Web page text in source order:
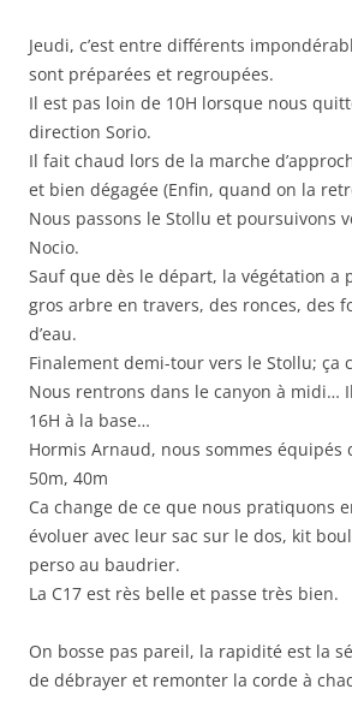
Jeudi, c’est entre différents
sont préparées et regroupées.
Il est pas loin de 10H lorsque nous
direction Sorio.
Il fait chaud lors de la marche
et bien dégagée (Enfin, quand on la
Nous passons le Stollu et poursuivons
Nocio.
Sauf que dès le départ, la végétation a
gros arbre en travers, des ronces, des
d’eau.
Finalement demi-tour vers le Stollu; ça
Nous rentrons dans le canyon à midi…
16H à la base…
Hormis Arnaud, nous sommes équipés
50m, 40m
Ca change de ce que nous pratiquons
évoluer avec leur sac sur le dos, kit
perso au baudrier.
La C17 est rès belle et passe très bien.
On bosse pas pareil, la rapidité est la
de débrayer et remonter la corde à